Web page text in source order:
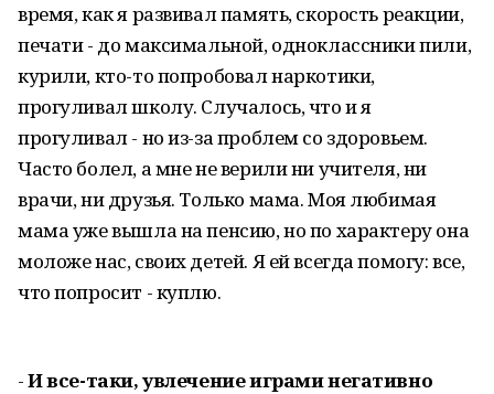
время, как я развивал память, скорость реакции,
печати - до максимальной, одноклассники пили,
курили, кто-то попробовал наркотики,
прогуливал школу. Случалось, что и я
прогуливал - но из-за проблем со здоровьем.
Часто болел, а мне не верили ни учителя, ни
врачи, ни друзья. Только мама. Моя любимая
мама уже вышла на пенсию, но по характеру она
моложе нас, своих детей. Я ей всегда помогу: все,
что попросит - куплю.
-И все-таки, увлечение играми негативно